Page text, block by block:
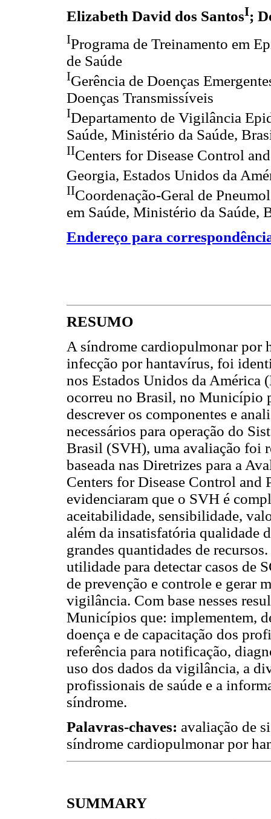
Elizabeth David dos SantosI;
IPrograma de Treinamento em
de Saúde
IGerência de Doenças
Doenças Transmissíveis
IDepartamento de Vigilância
Saúde, Ministério da Saúde,
IICenters for Disease Control
Georgia, Estados Unidos da
IICoordenação-Geral de
em Saúde, Ministério da Saúde,
Endereço para
RESUMO
A síndrome cardiopulmonar por
infecção por hantavírus, foi
nos Estados Unidos da América
ocorreu no Brasil, no Município
descrever os componentes e
necessários para operação do
Brasil (SVH), uma avaliação foi
baseada nas Diretrizes para a
Centers for Disease Control
evidenciaram que o SVH é
aceitabilidade, sensibilidade,
além da insatisfatória qualidade
grandes quantidades de
utilidade para detectar casos de
de prevenção e controle e gerar
vigilância. Com base nesses
Municípios que: implementem,
doença e de capacitação dos
referência para notificação,
uso dos dados da vigilância, a
profissionais de saúde e a
síndrome.
Palavras-chaves: avaliação de
síndrome cardiopulmonar por
SUMMARY